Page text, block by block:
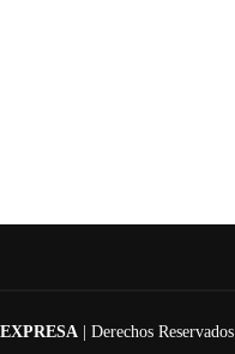
| Derechos Reservados